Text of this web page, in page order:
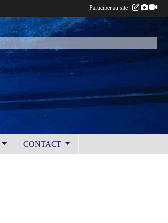
CONTACT
Participer au site :